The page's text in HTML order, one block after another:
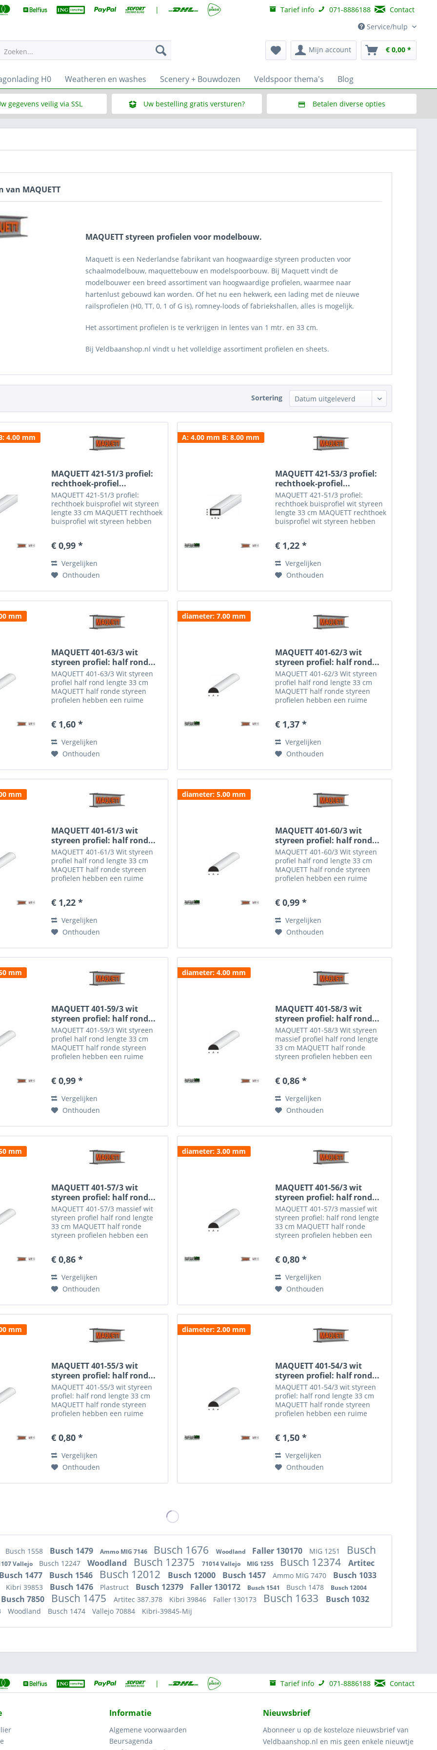
| Tarief info 071-8886188
Contact
Service/hulp
Zoeken... Mijn account € 0,00 *
H0 Weatheren en washes Scenery + Bouwdozen Veldspoor thema's Blog
gegevens veilig via SSL Uw bestelling gratis versturen? Betalen diverse opties
van MAQUETT
MAQUETT styreen profielen voor modelbouw.
Maquett is een Nederlandse fabrikant van hoogwaardige styreen producten voor
schaalmodelbouw, maquettebouw en modelspoorbouw. Bij Maquett vindt de
modelbouwer een breed assortiment van hoogwaardige profielen, waarmee naar
hartenlust gebouwd kan worden. Of het nu een hekwerk, een lading met de nieuwe
railsprofielen (H0, TT, 0, 1 of G is), romney-loods of fabriekshallen, alles is mogelijk.
Het assortiment profielen is te verkrijgen in lentes van 1 mtr. en 33 cm.
Bij Veldbaanshop.nl vindt u het volleldige assortiment profielen en sheets.
Sortering
4.00 mm
MAQUETT 421-51/3 profiel:
rechthoek-profiel...
MAQUETT 421-51/3 profiel:
rechthoek buisprofiel wit styreen
lengte 33 cm MAQUETT rechthoek
buisprofiel wit styreen hebben
diorama's. Het MAQUETT
€ 0,99 *
Vergelijken
Onthouden
A: 4.00 mm B: 8.00 mm
MAQUETT 421-53/3 profiel:
rechthoek-profiel...
MAQUETT 421-51/3 profiel:
rechthoek buisprofiel wit styreen
lengte 33 cm MAQUETT rechthoek
buisprofiel wit styreen hebben
diorama's. Het MAQUETT
€ 1,22 *
Vergelijken
Onthouden
mm
MAQUETT 401-63/3 wit
styreen profiel: half rond...
MAQUETT 401-63/3 Wit styreen
profiel half rond lengte 33 cm
MAQUETT half ronde styreen
profielen hebben een ruime
MAQUETT half rondprofiel is
€ 1,60 *
Vergelijken
Onthouden
diameter: 7.00 mm
MAQUETT 401-62/3 wit
styreen profiel: half rond...
MAQUETT 401-62/3 Wit styreen
profiel half rond lengte 33 cm
MAQUETT half ronde styreen
profielen hebben een ruime
MAQUETT half rondprofiel is
€ 1,37 *
Vergelijken
Onthouden
mm
MAQUETT 401-61/3 wit
styreen profiel: half rond...
MAQUETT 401-61/3 Wit styreen
profiel half rond lengte 33 cm
MAQUETT half ronde styreen
profielen hebben een ruime
MAQUETT half rondprofiel is
€ 1,22 *
Vergelijken
Onthouden
diameter: 5.00 mm
MAQUETT 401-60/3 wit
styreen profiel: half rond...
MAQUETT 401-60/3 Wit styreen
profiel half rond lengte 33 cm
MAQUETT half ronde styreen
profielen hebben een ruime
MAQUETT half rondprofiel is
€ 0,99 *
Vergelijken
Onthouden
mm
MAQUETT 401-59/3 wit
styreen profiel: half rond...
MAQUETT 401-59/3 Wit styreen
profiel half rond lengte 33 cm
MAQUETT half ronde styreen
profielen hebben een ruime
MAQUETT half rondprofiel is
€ 0,99 *
Vergelijken
Onthouden
diameter: 4.00 mm
MAQUETT 401-58/3 wit
styreen profiel: half rond...
MAQUETT 401-58/3 Wit styreen
massief profiel half rond lengte
33 cm MAQUETT half ronde
styreen profielen hebben een
diorama's. Het MAQUETT half
een...
€ 0,86 *
Vergelijken
Onthouden
mm
MAQUETT 401-57/3 wit
styreen profiel: half rond...
MAQUETT 401-57/3 massief wit
styreen profiel half rond lengte
33 cm MAQUETT half ronde
styreen profielen hebben een
diorama's. Het MAQUETT half
een...
€ 0,86 *
Vergelijken
Onthouden
diameter: 3.00 mm
MAQUETT 401-56/3 wit
styreen profiel: half rond...
MAQUETT 401-57/3 massief wit
styreen profiel: half rond lengte
33 cm MAQUETT half ronde
styreen profielen hebben een
diorama's. Het MAQUETT half
een...
€ 0,80 *
Vergelijken
Onthouden
mm
MAQUETT 401-55/3 wit
styreen profiel: half rond...
MAQUETT 401-55/3 wit styreen
profiel: half rond lengte 33 cm
MAQUETT half ronde styreen
profielen hebben een ruime
MAQUETT rondprofiel is
2.00...
€ 0,80 *
Vergelijken
Onthouden
diameter: 2.00 mm
MAQUETT 401-54/3 wit
styreen profiel: half rond...
MAQUETT 401-54/3 wit styreen
profiel: half rond lengte 33 cm
MAQUETT half ronde styreen
profielen hebben een ruime
MAQUETT rondprofiel is
2.00...
€ 1,50 *
Vergelijken
Onthouden
Busch 1558 Busch 1479 Ammo MIG 7146 Busch 1676 Woodland Faller 130170 MIG 1251
Busch
Vallejo Busch 12247 Woodland Busch 12375 71014 Vallejo MIG 1255 Busch 12374
Artitec
Busch 1477 Busch 1546 Busch 12012 Busch 12000 Busch 1457 Ammo MIG 7470 Busch 1033
Kibri 39853 Busch 1476 Plastruct Busch 12379 Faller 130172 Busch 1541 Busch 1478 Busch 12004
Busch 7850 Busch 1475 Artitec 387.378 Kibri 39846 Faller 130173 Busch 1633 Busch 1032
Woodland Busch 1474 Vallejo 70884 Kibri-39845-Mij
| Tarief info 071-8886188 Contact
Informatie
Algemene voorwaarden
Beursagenda
Nieuwsbrief
Abonneer u op de kosteloze nieuwsbrief van
Veldbaanshop.nl en mis geen enkele nieuwtje